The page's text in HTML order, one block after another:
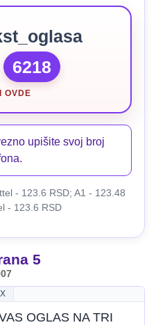
6218
OVDE
upišite svoj broj
- 123.6 RSD; A1 - 123.48
- 123.6 RSD
5
OGLAS NA TRI